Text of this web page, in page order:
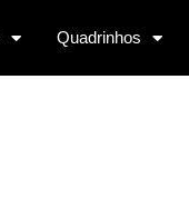
Quadrinhos